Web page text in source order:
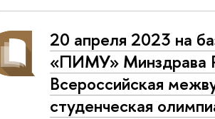
20 апреля 2023 на
«ПИМУ» Минздрава
Всероссийская
студенческая